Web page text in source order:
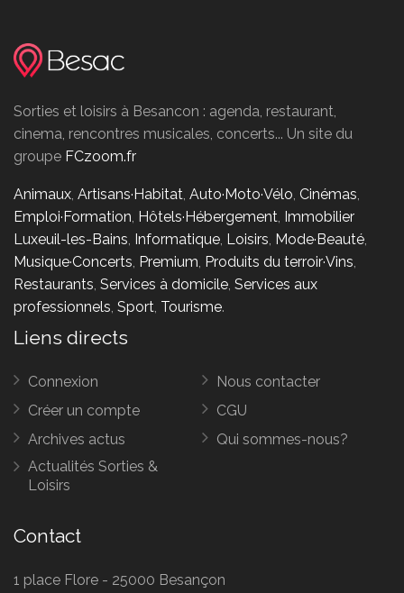
Sorties et loisirs à Besancon : agenda, restaurant,
cinema, rencontres musicales, concerts... Un site du
groupe FCzoom.fr
Animaux, Artisans·Habitat, Auto·Moto·Vélo, Cinémas,
Emploi·Formation, Hôtels·Hébergement, Immobilier
Luxeuil-les-Bains, Informatique, Loisirs, Mode·Beauté,
Musique·Concerts, Premium, Produits du terroir·Vins,
Restaurants, Services à domicile, Services aux
professionnels, Sport, Tourisme.
Liens directs
Connexion
Créer un compte
Archives actus
Actualités Sorties &
Loisirs
Nous contacter
CGU
Qui sommes-nous?
Contact
1 place Flore - 25000 Besançon